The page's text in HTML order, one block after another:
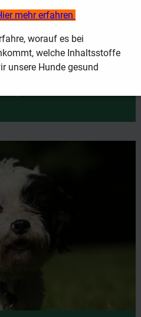
für
mehr erfahren
worauf es bei
welche Inhaltsstoffe
unsere Hunde gesund